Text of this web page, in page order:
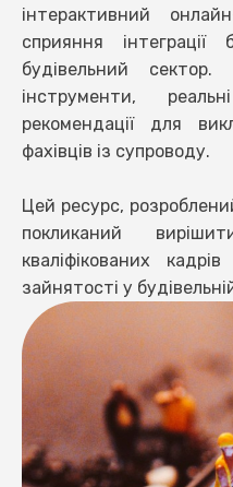
інтерактивний
сприяння інтеграції
будівельний сектор.
інструменти,
рекомендації для
фахівців із супроводу.
Цей ресурс,
покликаний
кваліфікованих
зайнятості у